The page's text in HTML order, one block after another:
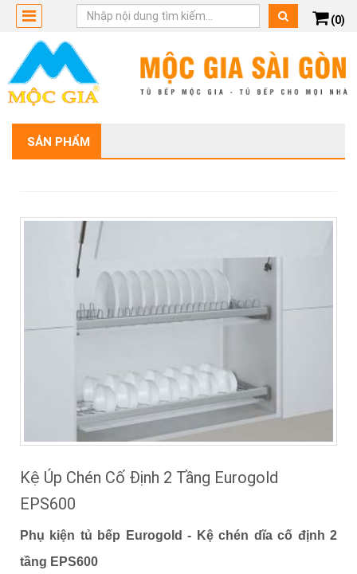
(0)
SẢN PHẨM
Kệ Úp Chén Cố Định 2 Tầng Eurogold
EPS600
Phụ kiện tủ bếp Eurogold - Kệ chén dĩa cố định 2
tầng EPS600